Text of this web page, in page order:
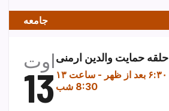
جامعه
اوت
13
حلقه حمایت والدین ارمنی
- ساعت
8:30 شب